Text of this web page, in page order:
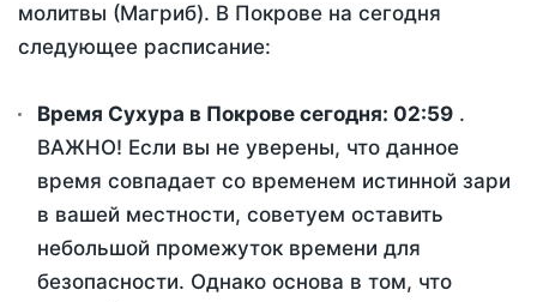
молитвы (Магриб). В Покрове на сегодня
следующее расписание:
Время Сухура в Покрове сегодня: 02:59 .
ВАЖНО! Если вы не уверены, что данное
время совпадает со временем истинной зари
в вашей местности, советуем оставить
небольшой промежуток времени для
безопасности. Однако основа в том, что